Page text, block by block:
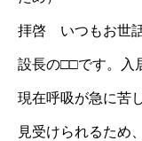
拝啓 いつもお世
設長の□□です。入
現在呼吸が急に苦
見受けられるため